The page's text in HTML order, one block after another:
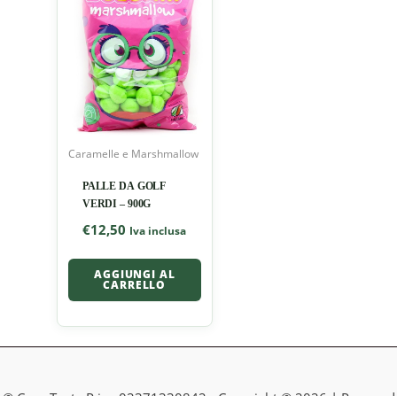
Caramelle e Marshmallow
PALLE DA GOLF
VERDI – 900G
€12,50 Iva inclusa
AGGIUNGI AL
CARRELLO